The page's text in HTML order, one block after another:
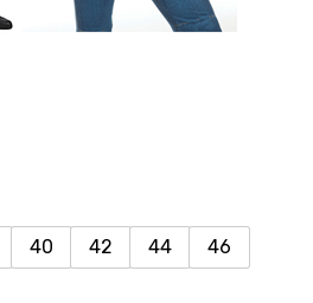
40 42 44
46